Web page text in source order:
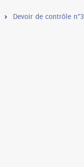
Devoir de contrôle n°3